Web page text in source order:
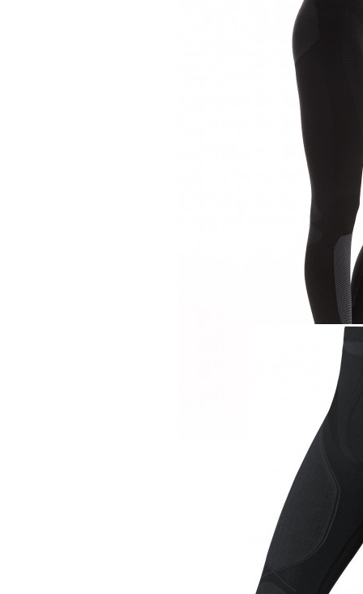
9 900 руб
Odlo кальсоны